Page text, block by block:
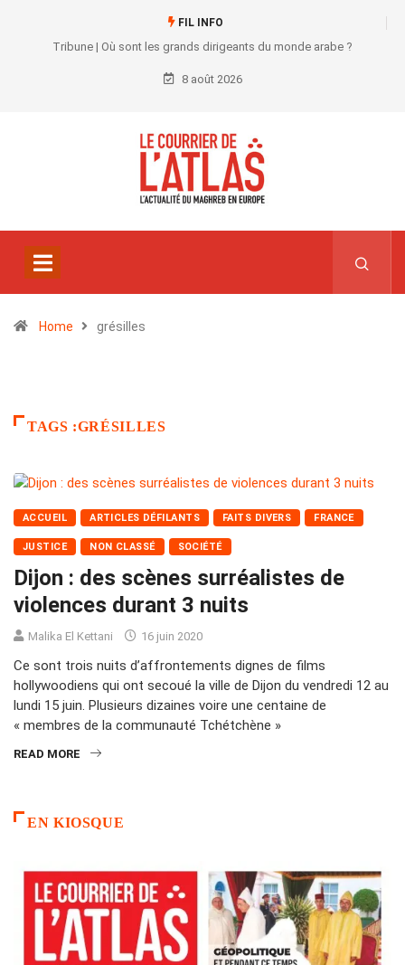
FIL INFO
Tribune | Où sont les grands dirigeants du monde arabe ?
8 août 2026
Home grésilles
TAGS :GRÉSILLES
ACCUEIL ARTICLES DÉFILANTS FAITS DIVERS FRANCE
JUSTICE NON CLASSÉ SOCIÉTÉ
Dijon : des scènes surréalistes de
violences durant 3 nuits
Malika El Kettani 16 juin 2020
Ce sont trois nuits d’affrontements dignes de films
hollywoodiens qui ont secoué la ville de Dijon du vendredi 12 au
lundi 15 juin. Plusieurs dizaines voire une centaine de
« membres de la communauté Tchétchène »
READ MORE
EN KIOSQUE